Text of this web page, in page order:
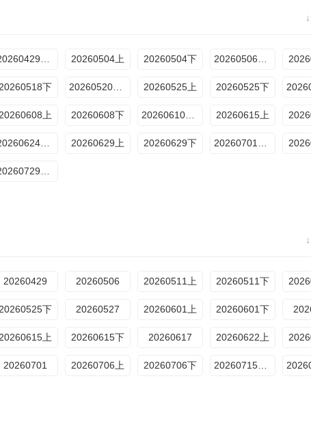
20260504上 20260504下
20260518下 20260520加更版 20260525上 20260525下
20260608上 20260608下 20260610加更版 20260615上
20260624加更版 20260629上 20260629下
20260429 20260506 20260511上 20260511下
20260525下 20260527 20260601上 20260601下
20260615上 20260615下 20260617 20260622上
20260701 20260706上 20260706下 20260715加更版11